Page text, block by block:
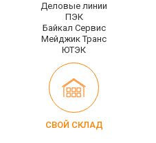
Деловые линии
ПЭК
Байкал Сервис
Мейджик Транс
ЮТЭК
СВОЙ СКЛАД